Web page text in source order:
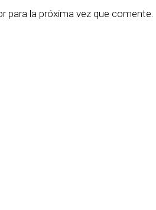
para la próxima vez que comente.